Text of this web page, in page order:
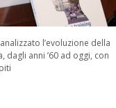
l’evoluzione della
anni ’60 ad oggi, con